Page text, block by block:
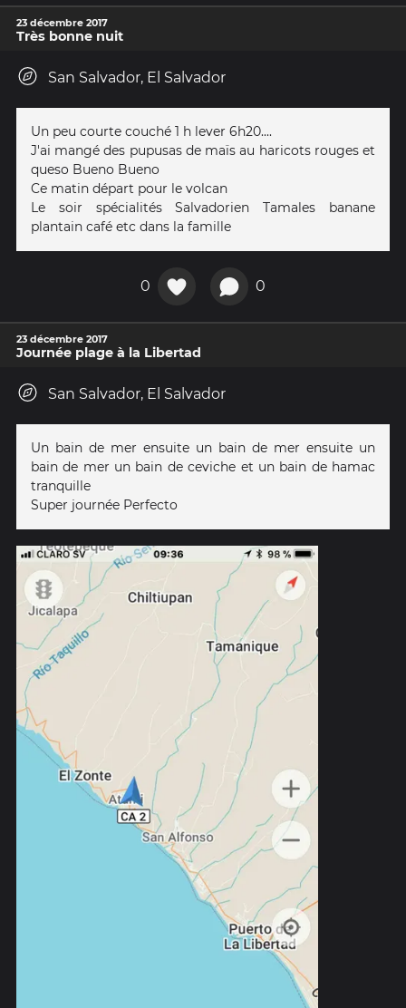
23 décembre 2017
Très bonne nuit
San Salvador, El Salvador
Un peu courte couché 1 h lever 6h20....
J'ai mangé des pupusas de maïs au haricots rouges et
queso Bueno Bueno
Ce matin départ pour le volcan
Le soir spécialités Salvadorien Tamales banane
plantain café etc dans la famille
0 0
23 décembre 2017
Journée plage à la Libertad
San Salvador, El Salvador
Un bain de mer ensuite un bain de mer ensuite un
bain de mer un bain de ceviche et un bain de hamac
tranquille
Super journée Perfecto